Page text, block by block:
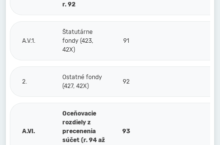
r. 92
A.V.1.
Štatutárne
fondy (423,
42X)
91
2.
Ostatné fondy
(427, 42X)
92
A.VI.
Oceňovacie
rozdiely z
precenenia
súčet (r. 94 až
93